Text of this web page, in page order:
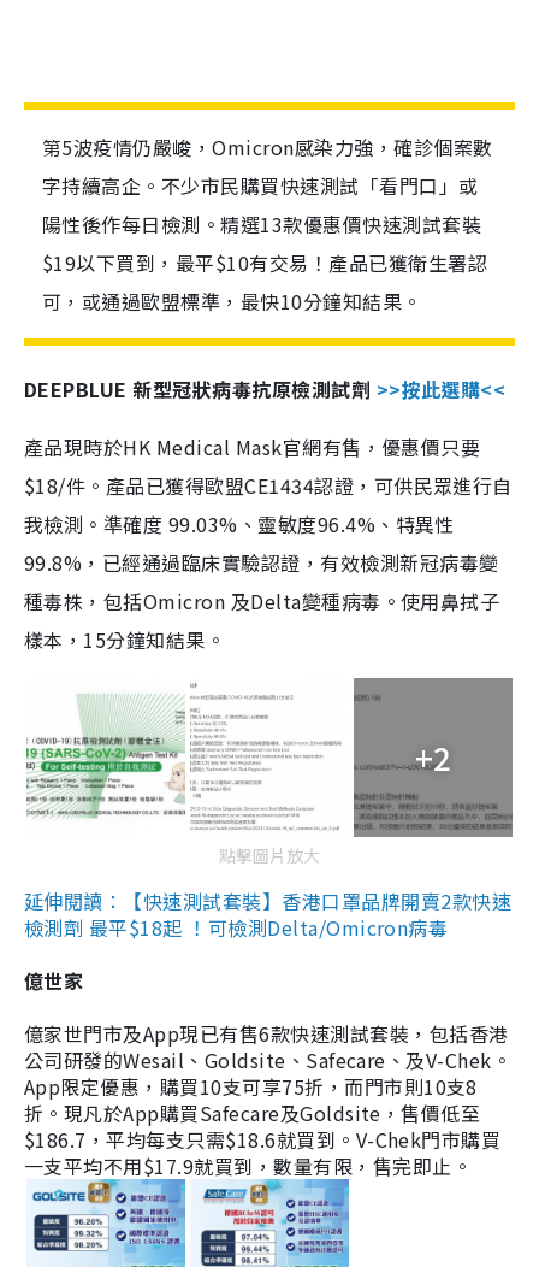
第5波疫情仍嚴峻，Omicron感染力強，確診個案數
字持續高企。不少市民購買快速測試「看門口」或
陽性後作每日檢測。精選13款優惠價快速測試套裝
$19以下買到，最平$10有交易！產品已獲衛生署認
可，或通過歐盟標準，最快10分鐘知結果。
DEEPBLUE 新型冠狀病毒抗原檢測試劑 >>按此選購<<
產品現時於HK Medical Mask官網有售，優惠價只要
$18/件。產品已獲得歐盟CE1434認證，可供民眾進行自
我檢測。準確度 99.03%、靈敏度96.4%、特異性
99.8%，已經通過臨床實驗認證，有效檢測新冠病毒變
種毒株，包括Omicron 及Delta變種病毒。使用鼻拭子
樣本，15分鐘知結果。
+2
點擊圖片放大
延伸閱讀：【快速測試套裝】香港口罩品牌開賣2款快速
檢測劑 最平$18起 ！可檢測Delta/Omicron病毒
億世家
億家世門市及App現已有售6款快速測試套裝，包括香港
公司研發的Wesail、Goldsite、Safecare、及V-Chek。
App限定優惠，購買10支可享75折，而門市則10支8
折。現凡於App購買Safecare及Goldsite，售價低至
$186.7，平均每支只需$18.6就買到。V-Chek門市購買
一支平均不用$17.9就買到，數量有限，售完即止。